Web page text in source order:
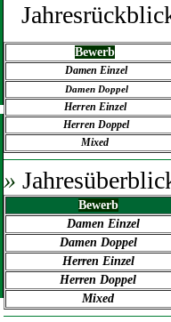
Bewerb
Damen Einzel
Damen Doppel
Herren Einzel
Herren Doppel
Mixed
»
Bewerb
Damen
Damen Doppel
Herren Einzel
Herren Doppel
Mixed